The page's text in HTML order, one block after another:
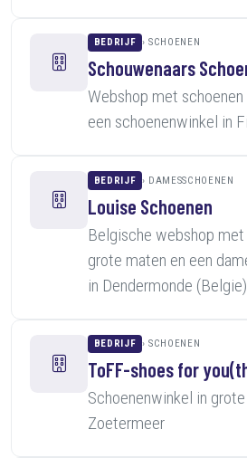
BEDRIJF SCHOENEN
Schouwenaars
Webshop met
een schoenenwinkel in
BEDRIJF DAMESSCHOENEN
Louise Schoenen
Belgische webshop
grote maten en een
in Dendermonde (Belgie)
BEDRIJF SCHOENEN
ToFF-shoes for
Schoenenwinkel in
Zoetermeer